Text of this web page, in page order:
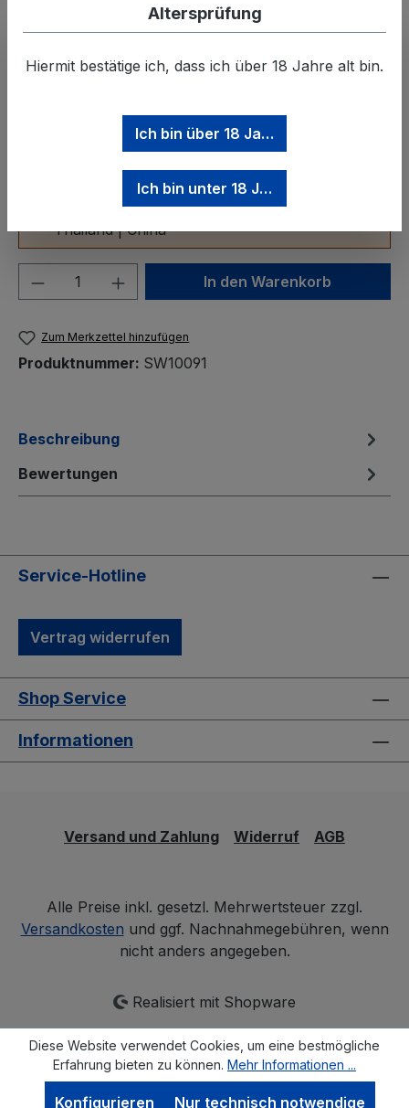
Regulärer Preis:
Preise inkl. MwSt. zzgl. Versandkosten
Dieser Artikel wird über exklusive Partner in
folgende Länder versendet:
Thailand | China
Produkt Anzahl: Gib denIn den Warenkorb
Zum Merkzettel hinzufügen
Produktnummer: SW10091
Beschreibung
Bewertungen
Service-Hotline
Vertrag widerrufen
Shop Service
Informationen
Versand und Zahlung Widerruf AGB
Alle Preise inkl. gesetzl. Mehrwertsteuer zzgl.
Versandkosten und ggf. Nachnahmegebühren, wenn
nicht anders angegeben.
Realisiert mit Shopware
Diese Website verwendet Cookies, um eine bestmögliche
Erfahrung bieten zu können. Mehr Informationen ...
Nur technisch notwendige
Konfigurieren
Altersprüfung
Hiermit bestätige ich, dass ich über 18 Jahre alt bin.
Ich bin über 18 Jahre
Ich bin unter 18 Jahre